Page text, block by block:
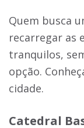
Quem busca
recarregar as
tranquilos,
opção.
cidade.
Catedral